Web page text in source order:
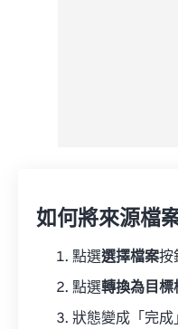
如何將來源檔
點選選擇檔案按
點選轉換為目標
狀態變成「完成